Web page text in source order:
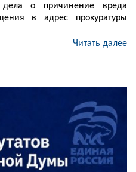
дела о причинение вреда
в адрес прокуратуры
Читать далее